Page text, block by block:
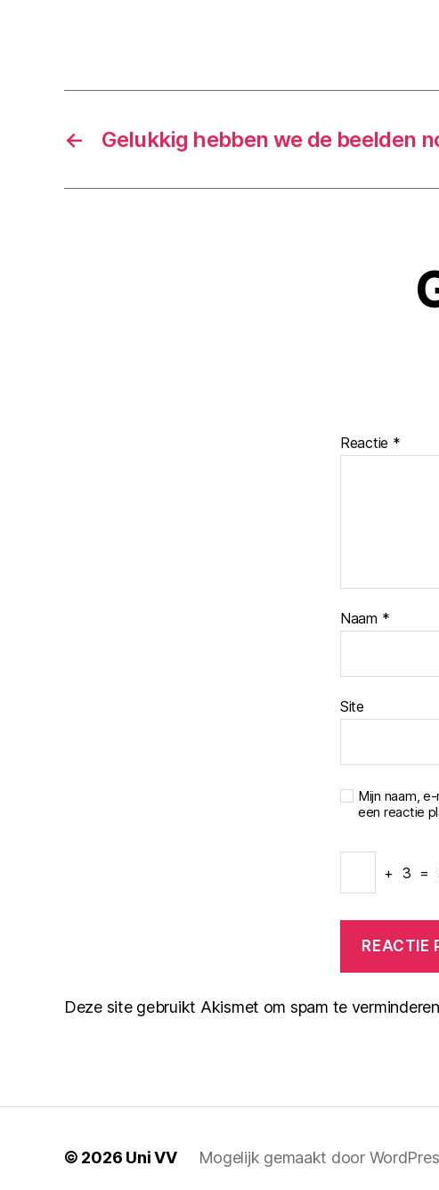
← Gelukkig hebben we de beelden
Reactie *
Naam *
Site
Mijn naam,
een reactie
+ 3 =
Deze site gebruikt Akismet om spam te
© 2026 Uni VV Mogelijk gemaakt door